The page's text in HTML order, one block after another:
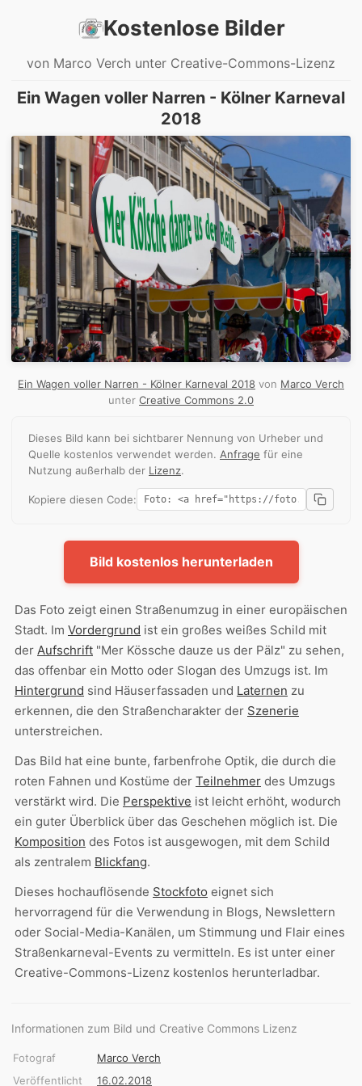
Kostenlose Bilder
von Marco Verch unter Creative-Commons-Lizenz
Ein Wagen voller Narren - Kölner Karneval
2018
Ein Wagen voller Narren - Kölner Karneval 2018 von Marco Verch
unter Creative Commons 2.0
Dieses Bild kann bei sichtbarer Nennung von Urheber und
Quelle kostenlos verwendet werden. Anfrage für eine
Nutzung außerhalb der Lizenz.
Kopiere diesen Code:
Bild kostenlos herunterladen
Das Foto zeigt einen Straßenumzug in einer europäischen
Stadt. Im Vordergrund ist ein großes weißes Schild mit
der Aufschrift "Mer Kössche dauze us der Pälz" zu sehen,
das offenbar ein Motto oder Slogan des Umzugs ist. Im
Hintergrund sind Häuserfassaden und Laternen zu
erkennen, die den Straßencharakter der Szenerie
unterstreichen.
Das Bild hat eine bunte, farbenfrohe Optik, die durch die
roten Fahnen und Kostüme der Teilnehmer des Umzugs
verstärkt wird. Die Perspektive ist leicht erhöht, wodurch
ein guter Überblick über das Geschehen möglich ist. Die
Komposition des Fotos ist ausgewogen, mit dem Schild
als zentralem Blickfang.
Dieses hochauflösende Stockfoto eignet sich
hervorragend für die Verwendung in Blogs, Newslettern
oder Social-Media-Kanälen, um Stimmung und Flair eines
Straßenkarneval-Events zu vermitteln. Es ist unter einer
Creative-Commons-Lizenz kostenlos herunterladbar.
Informationen zum Bild und Creative Commons Lizenz
Fotograf
Marco Verch
Veröffentlicht
16.02.2018